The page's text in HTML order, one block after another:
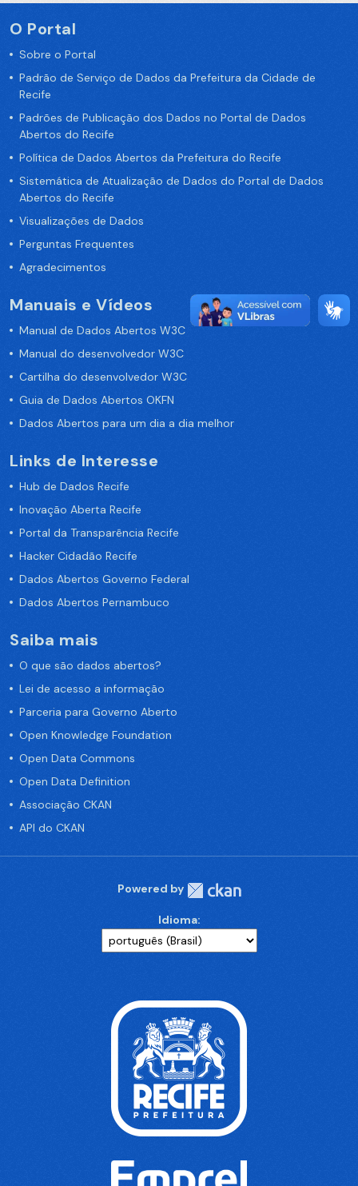
O Portal
Sobre o Portal
Padrão de Serviço de Dados da Prefeitura da Cidade de
Recife
Padrões de Publicação dos Dados no Portal de Dados
Abertos do Recife
Política de Dados Abertos da Prefeitura do Recife
Sistemática de Atualização de Dados do Portal de Dados
Abertos do Recife
Visualizações de Dados
Perguntas Frequentes
Agradecimentos
Manuais e Vídeos
Manual de Dados Abertos W3C
Manual do desenvolvedor W3C
Cartilha do desenvolvedor W3C
Guia de Dados Abertos OKFN
Dados Abertos para um dia a dia melhor
Links de Interesse
Hub de Dados Recife
Inovação Aberta Recife
Portal da Transparência Recife
Hacker Cidadão Recife
Dados Abertos Governo Federal
Dados Abertos Pernambuco
Saiba mais
O que são dados abertos?
Lei de acesso a informação
Parceria para Governo Aberto
Open Knowledge Foundation
Open Data Commons
Open Data Definition
Associação CKAN
API do CKAN
Powered by
Idioma